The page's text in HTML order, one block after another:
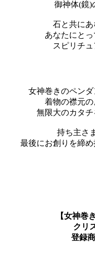
御神体(鏡)
石と共に
あなたにと
スピリチ
女神巻きのペンダ
着物の襟元
無限大のカタ
持ち主さ
最後にお創りを締
【女神巻
クリ
登録